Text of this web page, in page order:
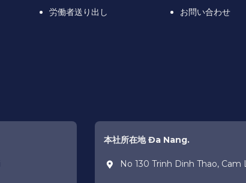
労働者送り出し
お問い合わせ
本社所在地 Đa Nang.
No 130 Trinh Dinh Thao, Cam